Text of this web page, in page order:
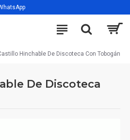
Hinchable De Discoteca Con Tobogán
De Discoteca